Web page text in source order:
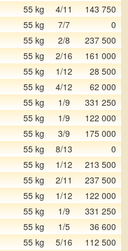
55 kg 4/11 143 750
55 kg 7/7 0
55 kg 2/8 237 500
55 kg 2/16 161 000
55 kg 1/12 28 500
55 kg 4/12 62 000
55 kg 1/9 331 250
55 kg 1/9 122 000
55 kg 3/9 175 000
55 kg 8/13 0
55 kg 1/12 213 500
55 kg 2/11 237 500
55 kg 1/12 122 000
55 kg 1/9 331 250
55 kg 1/5 36 600
55 kg 5/16 112 500